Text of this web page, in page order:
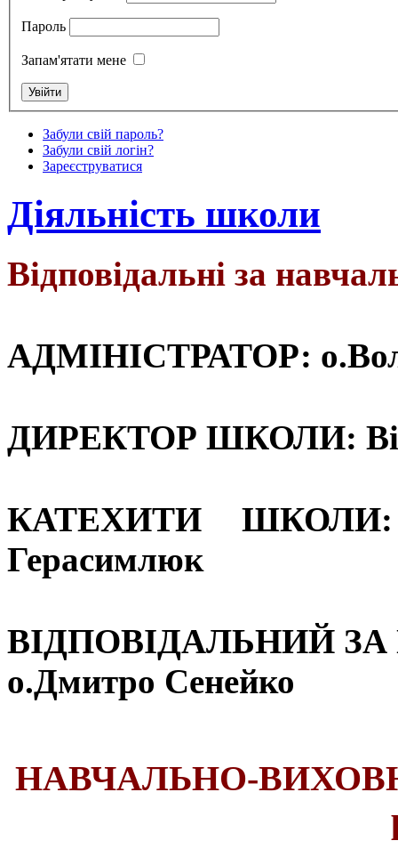
Пароль
Запам'ятати мене
Забули свій пароль?
Забули свій логін?
Зареєструватися
Діяльність школи
Відповідальні за
АДМІНІСТРАТОР:
ДИРЕКТОР ШКОЛИ:
КАТЕХИТИ ШКОЛИ:
Герасимлюк
ВІДПОВІДАЛЬНИЙ
о.Дмитро Сенейко
НАВЧАЛЬНО-